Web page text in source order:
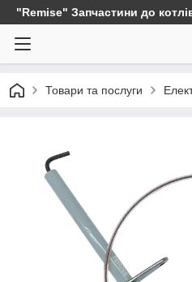
"Remise" Запчастини до
Товари та послуги